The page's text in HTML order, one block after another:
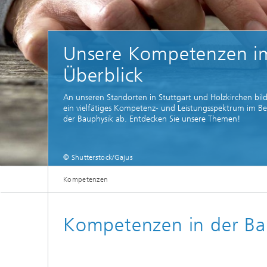
Digitale und nachhaltige Akustik
Technischer Schallschutz und
Human-Centered Acoustic Design
und User Research
Musikalische und Photoakustik
Flug-
Unsere Kompetenzen
Überblick
An unseren Standorten in Stuttgart und Holzkirchen
ein vielfätiges Kompetenz- und Leistungsspektrum im
der Bauphysik ab. Entdecken Sie unsere Themen!
© Shutterstock/Gajus
Kompetenzen
Kompetenzen in der